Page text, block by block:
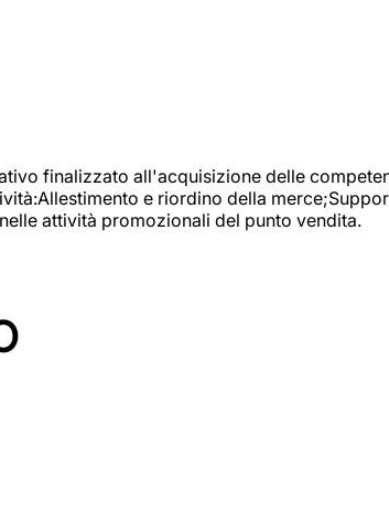
finalizzato all'acquisizione delle
e riordino della
attività promozionali del punto vendita.